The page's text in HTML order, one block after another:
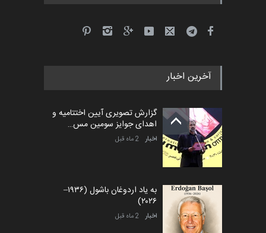
آخرین اخبار
گزارش تصویری آیین اختتامیه و
اهدای جوایز سومین مس…
اخبار 2 ماه قبل
به یاد اردوغان باشول (۱۹۳۶–
۲۰۲۶)
اخبار 2 ماه قبل